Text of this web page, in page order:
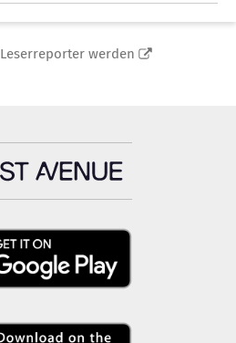
Leserreporter werden